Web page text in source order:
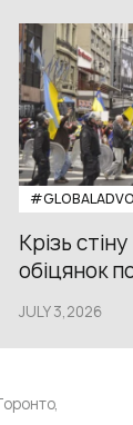
Крізь
обіцянок
JULY 3,2026